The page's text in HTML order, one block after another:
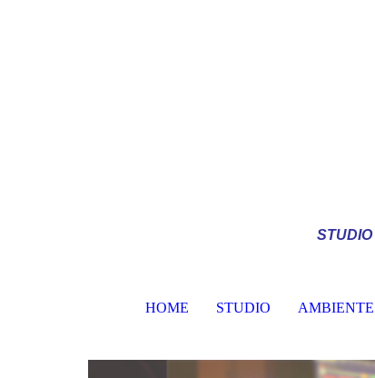
STUDIO
HOME STUDIO AMBIENTE